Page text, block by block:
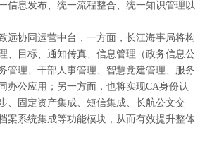
信息发布、统一流程整合、统一知识管理以
远协同运营中台，一方面，长江海事局将构
、目标、通知传真、信息管理（政务信息公
管理、干部人事管理、智慧党建管理、服务
办公应用；另一方面，也将实现CA身份认
、固定资产集成、短信集成、长航公文交
案系统集成等功能模块，从而有效提升整体